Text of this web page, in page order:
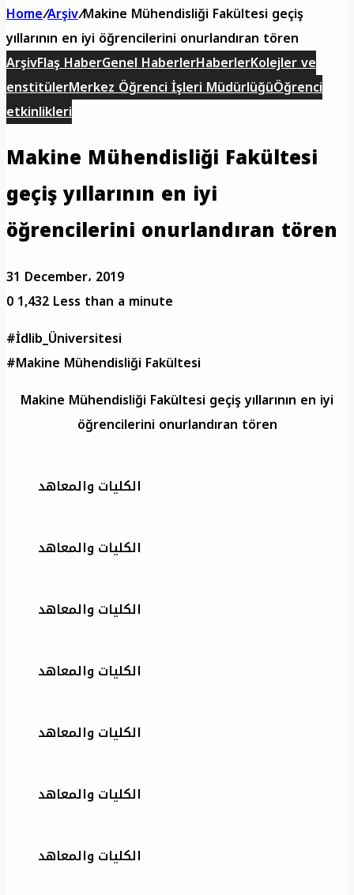
Home/Arşiv/Makine Mühendisliği Fakültesi geçiş
yıllarının en iyi öğrencilerini onurlandıran tören
ArşivFlaş HaberGenel HaberlerHaberlerKolejler ve
enstitülerMerkez Öğrenci İşleri MüdürlüğüÖğrenci
etkinlikleri
Makine Mühendisliği Fakültesi
geçiş yıllarının en iyi
öğrencilerini onurlandıran tören
31 December، 2019
01,432Less than a minute
#İdlib_Üniversitesi
#Makine Mühendisliği Fakültesi
Makine Mühendisliği Fakültesi geçiş yıllarının en iyi
öğrencilerini onurlandıran tören
الكليات والمعاهد
الكليات والمعاهد
الكليات والمعاهد
الكليات والمعاهد
الكليات والمعاهد
الكليات والمعاهد
الكليات والمعاهد